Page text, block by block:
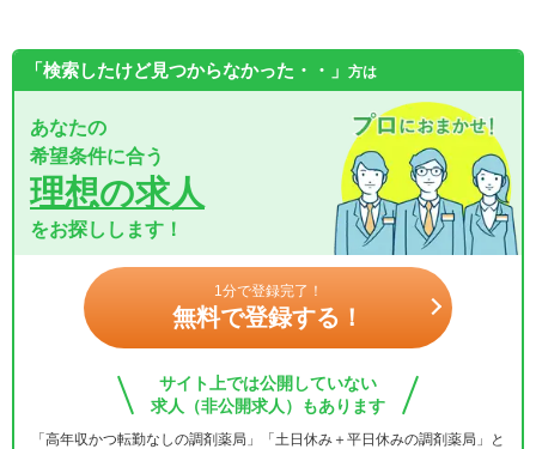
「検索したけど見つからなかった・・」 方は
あなたの
希望条件に合う
理想の求人
をお探しします！
1分で登録完了！
無料で登録する！
サイト上では公開していない
求人（非公開求人）もあります
「高年収かつ転勤なしの調剤薬局」「土日休み＋平日休みの調剤薬局」と